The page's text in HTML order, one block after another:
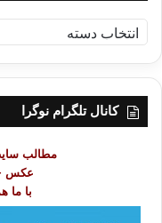
ه
ر
کانال تلگرام نوگرا
مطالب
عکس
با ما